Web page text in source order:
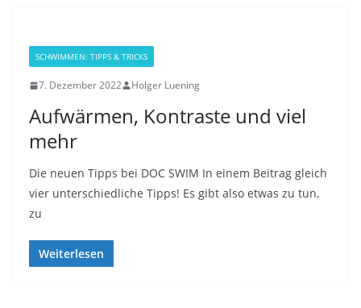
SCHWIMMEN: TIPPS & TRICKS
7. Dezember 2022 Holger Luening
Aufwärmen, Kontraste und viel
mehr
Die neuen Tipps bei DOC SWIM In einem Beitrag gleich
vier unterschiedliche Tipps! Es gibt also etwas zu tun,
zu
Weiterlesen